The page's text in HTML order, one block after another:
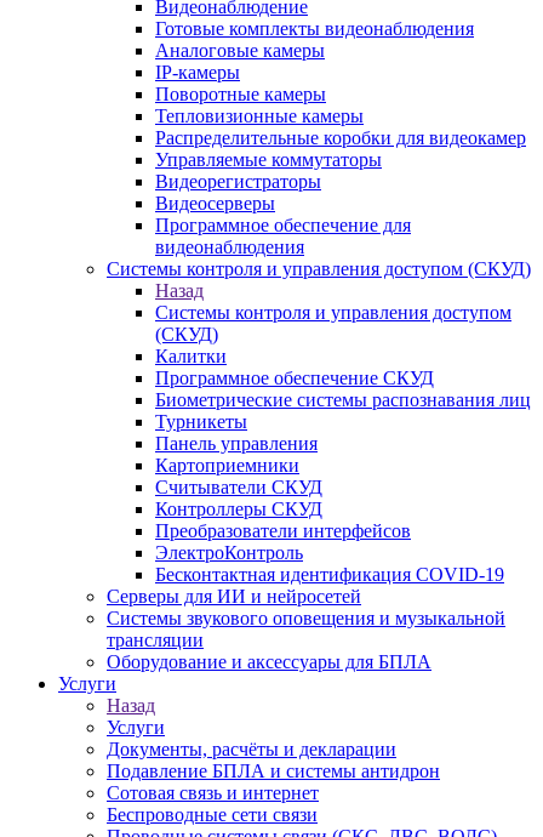
Видеонаблюдение
Готовые комплекты видеонаблюдения
Аналоговые камеры
IP-камеры
Поворотные камеры
Тепловизионные камеры
Распределительные коробки для видеокамер
Управляемые коммутаторы
Видеорегистраторы
Видеосерверы
Программное обеспечение для
видеонаблюдения
Системы контроля и управления доступом (СКУД)
Назад
Системы контроля и управления доступом
(СКУД)
Калитки
Программное обеспечение СКУД
Биометрические системы распознавания лиц
Турникеты
Панель управления
Картоприемники
Считыватели СКУД
Контроллеры СКУД
Преобразователи интерфейсов
ЭлектроКонтроль
Бесконтактная идентификация COVID-19
Серверы для ИИ и нейросетей
Системы звукового оповещения и музыкальной
трансляции
Оборудование и аксессуары для БПЛА
Услуги
Назад
Услуги
Документы, расчёты и декларации
Подавление БПЛА и системы антидрон
Сотовая связь и интернет
Беспроводные сети связи